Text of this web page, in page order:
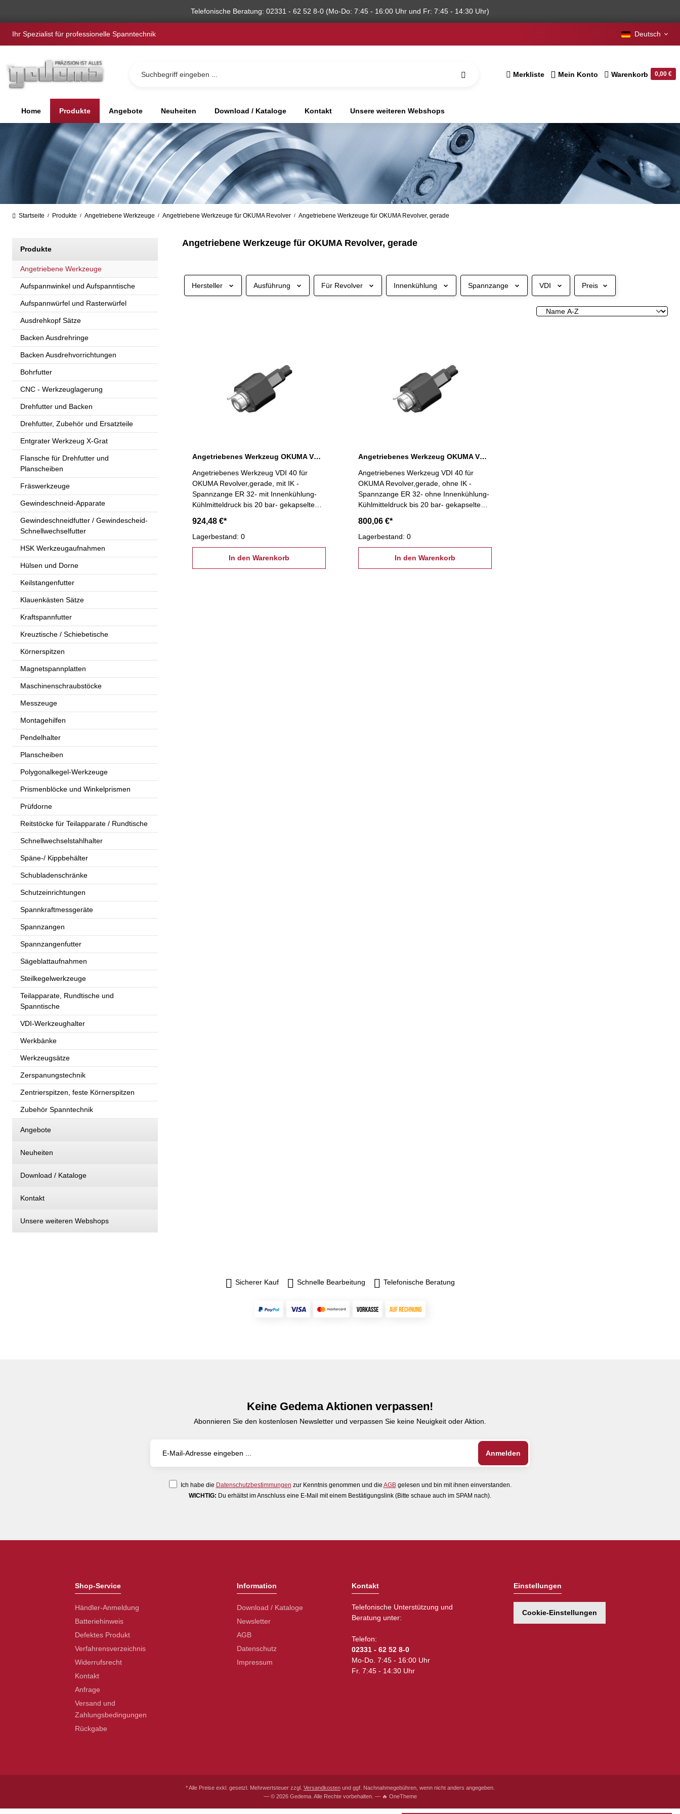
Telefonische Beratung: 02331 - 62 52 8-0 (Mo-Do: 7:45 - 16:00 Uhr und Fr: 7:45 - 14:30 Uhr)
Ihr Spezialist für professionelle Spanntechnik Deutsch
Merkliste Mein Konto Warenkorb 0,00 €
Home Produkte Angebote Neuheiten Download / Kataloge Kontakt Unsere weiteren Webshops
Startseite / Produkte / Angetriebene Werkzeuge / Angetriebene Werkzeuge für OKUMA Revolver / Angetriebene Werkzeuge für OKUMA Revolver, gerade
Produkte
Angetriebene Werkzeuge
Aufspannwinkel und Aufspanntische
Aufspannwürfel und Rasterwürfel
Ausdrehkopf Sätze
Backen Ausdrehringe
Backen Ausdrehvorrichtungen
Bohrfutter
CNC - Werkzeuglagerung
Drehfutter und Backen
Drehfutter, Zubehör und Ersatzteile
Entgrater Werkzeug X-Grat
Flansche für Drehfutter und
Planscheiben
Fräswerkzeuge
Gewindeschneid-Apparate
Gewindeschneidfutter / Gewindescheid-
Schnellwechselfutter
HSK Werkzeugaufnahmen
Hülsen und Dorne
Keilstangenfutter
Klauenkästen Sätze
Kraftspannfutter
Kreuztische / Schiebetische
Körnerspitzen
Magnetspannplatten
Maschinenschraubstöcke
Messzeuge
Montagehilfen
Pendelhalter
Planscheiben
Polygonalkegel-Werkzeuge
Prismenblöcke und Winkelprismen
Prüfdorne
Reitstöcke für Teilapparate / Rundtische
Schnellwechselstahlhalter
Späne-/ Kippbehälter
Schubladenschränke
Schutzeinrichtungen
Spannkraftmessgeräte
Spannzangen
Spannzangenfutter
Sägeblattaufnahmen
Steilkegelwerkzeuge
Teilapparate, Rundtische und
Spanntische
VDI-Werkzeughalter
Werkbänke
Werkzeugsätze
Zerspanungstechnik
Zentrierspitzen, feste Körnerspitzen
Zubehör Spanntechnik
Angebote
Neuheiten
Download / Kataloge
Kontakt
Unsere weiteren Webshops
Angetriebene Werkzeuge für OKUMA Revolver, gerade
Hersteller Ausführung Für Revolver Innenkühlung Spannzange VDI Preis
Angetriebenes Werkzeug OKUMA VDI 40, mit IK
Angetriebenes Werkzeug VDI 40 für
OKUMA Revolver,gerade, mit IK -
Spannzange ER 32- mit Innenkühlung-
Kühlmitteldruck bis 20 bar- gekapselte
Drehzahlen
924,48 €*
Lagerbestand: 0
In den Warenkorb
Angetriebenes Werkzeug OKUMA VDI 40, ohne IK
Angetriebenes Werkzeug VDI 40 für
OKUMA Revolver,gerade, ohne IK -
Spannzange ER 32- ohne Innenkühlung-
Kühlmitteldruck bis 20 bar- gekapselte
Drehzahlen
800,06 €*
Lagerbestand: 0
In den Warenkorb
Sicherer Kauf Schnelle Bearbeitung Telefonische Beratung
Keine Gedema Aktionen verpassen!
Abonnieren Sie den kostenlosen Newsletter und verpassen Sie keine Neuigkeit oder Aktion.
Ich habe die Datenschutzbestimmungen zur Kenntnis genommen und die AGBgelesen und bin mit ihnen einverstanden.
WICHTIG: Du erhältst im Anschluss eine E-Mail mit einem Bestätigungslink (Bitte schaue auch im SPAM nach).
Shop-Service
Händler-Anmeldung
Batteriehinweis
Defektes Produkt
Verfahrensverzeichnis
Widerrufsrecht
Kontakt
Anfrage
Versand und
Zahlungsbedingungen
Rückgabe
Information
Download / Kataloge
Newsletter
AGB
Datenschutz
Impressum
Kontakt
Telefonische Unterstützung und
Beratung unter:
Telefon:
02331 - 62 52 8-0
Mo-Do. 7:45 - 16:00 Uhr
Fr. 7:45 - 14:30 Uhr
Einstellungen
Cookie-Einstellungen
* Alle Preise exkl. gesetzl. Mehrwertsteuer zzgl. Versandkostenund ggf. Nachnahmegebühren, wenn nicht anders angegeben.
— © 2026 Gedema. Alle Rechte vorbehalten. — 🔥 OneTheme